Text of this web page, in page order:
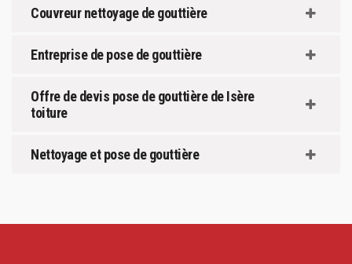
Couvreur nettoyage de gouttière
Entreprise de pose de gouttière
Offre de devis pose de gouttière de Isère
toiture
Nettoyage et pose de gouttière